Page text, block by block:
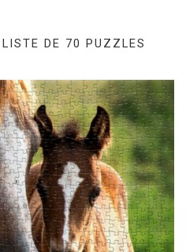
DE 70 PUZZLES